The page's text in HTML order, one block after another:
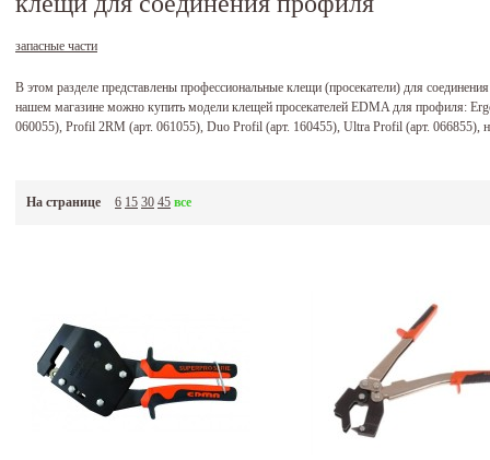
запасные части
В этом разделе представлены профессиональные клещи (просекатели) для
нашем магазине можно купить модели клещей просекателей EDMA для профиля:
060055), Profil 2RM (арт. 061055), Duo Profil (арт. 160455), Ultra Profil (арт. 066855),
На странице 6 15 30 45 все